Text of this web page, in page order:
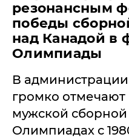
резонансным
победы
над Канадой в
Олимпиады
В
громко отмечают
мужской
Олимпиадах с